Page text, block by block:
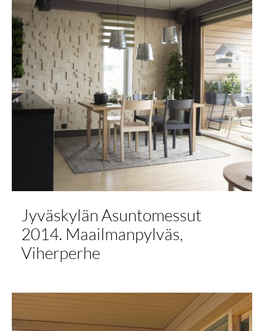
Jyväskylän Asuntomessut
2014. Maailmanpylväs,
Viherperhe